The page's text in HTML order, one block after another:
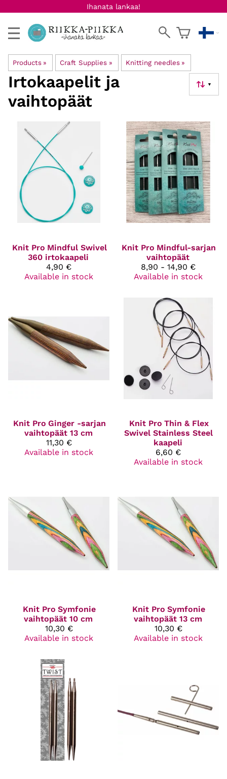
Ihanata lankaa!
Products ‪» Craft Supplies ‪» Knitting needles ‪»
▼
Irtokaapelit ja
vaihtopäät
Knit Pro Mindful Swivel
360 irtokaapeli
4,90 €
Available in stock
Knit Pro Mindful-sarjan
vaihtopäät
8,90 - 14,90 €
Available in stock
Knit Pro Ginger -sarjan
vaihtopäät 13 cm
11,30 €
Available in stock
Knit Pro Thin & Flex
Swivel Stainless Steel
kaapeli
6,60 €
Available in stock
Knit Pro Symfonie
vaihtopäät 10 cm
10,30 €
Available in stock
Knit Pro Symfonie
vaihtopäät 13 cm
10,30 €
Available in stock